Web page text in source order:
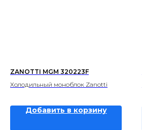
ZANOTTI MGM 320223F
Холодильный моноблок Zanotti
Добавить в корзину